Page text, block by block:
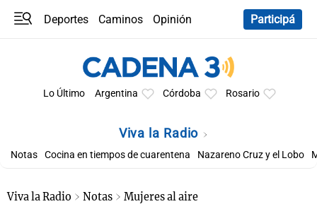
Deportes Caminos
Opinión
Participá
Lo Último Argentina Córdoba Rosario
Viva la Radio
Notas Cocina en tiempos de cuarentena Nazareno Cruz y el Lobo
Viva la Radio Notas Mujeres al aire